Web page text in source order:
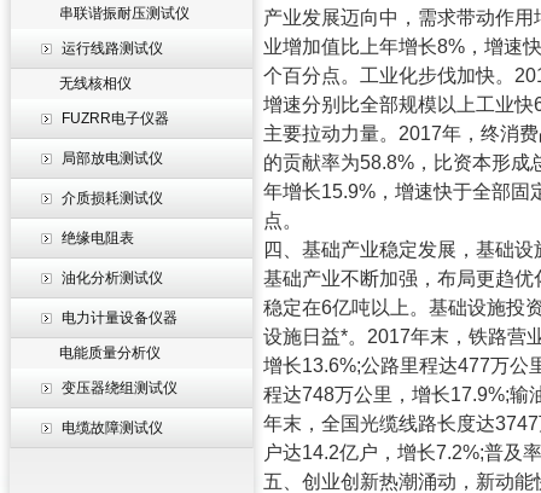
串联谐振耐压测试仪
运行线路测试仪
无线核相仪
FUZRR电子仪器
局部放电测试仪
介质损耗测试仪
绝缘电阻表
油化分析测试仪
电力计量设备仪器
电能质量分析仪
变压器绕组测试仪
电缆故障测试仪
产业发展迈向中，需求带动作
业增加值比上年增长8% ，增速
个百分点。工业化步伐加快。
增速分别比全部规模以上工业快
主要拉动力量。 2017年，终消
的贡献率为58.8% ，比资本形成
年增长15.9% ，增速快于全部固
点。
四、基础产业稳定发展，基础
基础产业不断加强，布局更趋
稳定在6亿吨以上。基础设施投
设施日益*。 2017年末，铁路营
增长13.6%;公路里程达477万公
程达748万公里，增长17.9%;输
年末，全国光缆线路长度达3747
户达14.2亿户，增长7.2%;普及
五、创业创新热潮涌动，新动能